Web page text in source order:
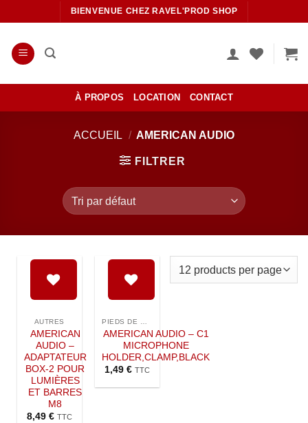
au
contenu
BIENVENUE CHEZ RAVEL'PROD SHOP
À PROPOS LOCATION CONTACT
ACCUEIL / AMERICAN AUDIO
FILTRER
la liste de
souhaits
AUTRES
AMERICAN
AUDIO –
ADAPTATEUR
BOX-2 POUR
LUMIÈRES
ET BARRES
M8
8,49 € TTC
la liste de
souhaits
PIEDS DE MICROPHONE
AMERICAN AUDIO – C1
MICROPHONE
HOLDER,CLAMP,BLACK
1,49 € TTC